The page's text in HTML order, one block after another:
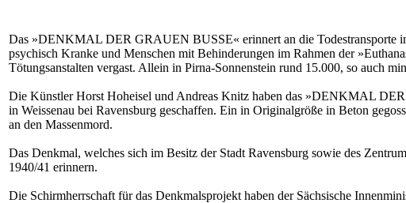
Das »DENKMAL DER GRAUEN BUSSE« erinnert an die Todestransporte
psychisch Kranke und Menschen mit Behinderungen im Rahmen der
Tötungsanstalten vergast. Allein in Pirna-Sonnenstein rund 15.000, so auch
Die Künstler Horst Hoheisel und Andreas Knitz haben das »DENKMAL
in Weissenau bei Ravensburg geschaffen. Ein in Originalgröße in Beton
an den Massenmord.
Das Denkmal, welches sich im Besitz der Stadt Ravensburg sowie des
1940/41 erinnern.
Die Schirmherrschaft für das Denkmalsprojekt haben der Sächsische